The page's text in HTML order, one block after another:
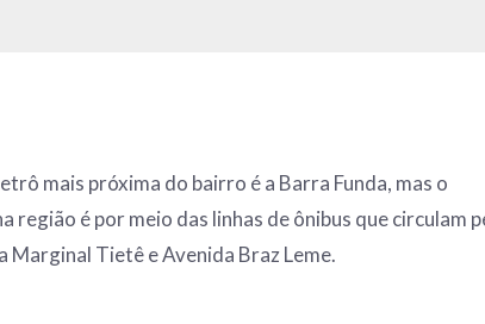
mais próxima do bairro é a Barra Funda, mas o
região é por meio das linhas de ônibus que circulam
Marginal Tietê e Avenida Braz Leme.